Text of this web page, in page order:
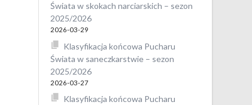
Świata w skokach narciarskich – sezon
2025/2026
2026-03-29
Klasyfikacja końcowa Pucharu
Świata w saneczkarstwie – sezon
2025/2026
2026-03-27
Klasyfikacja końcowa Pucharu